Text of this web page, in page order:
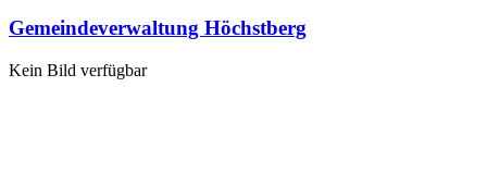
Gemeindeverwaltung Höchstberg
Kein Bild verfügbar